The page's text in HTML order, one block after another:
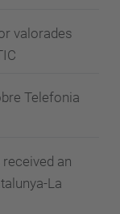
valorades
Telefonia
an
La